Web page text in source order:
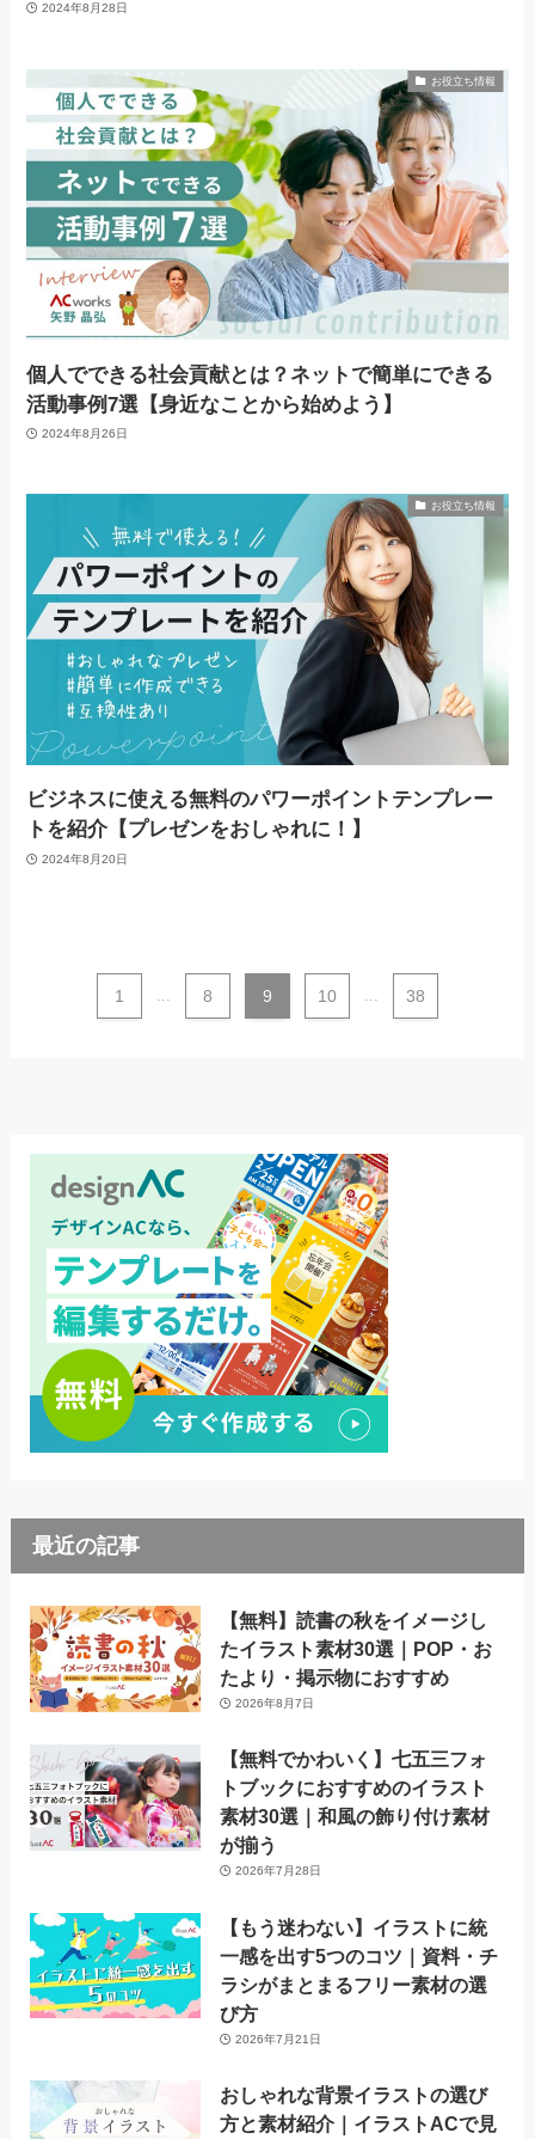
2024年8月28日
お役立ち情報
個人でできる社会貢献とは？ネットで簡単にできる
活動事例7選【身近なことから始めよう】
2024年8月26日
お役立ち情報
ビジネスに使える無料のパワーポイントテンプレー
トを紹介【プレゼンをおしゃれに！】
2024年8月20日
1 ... 8 9 10 ... 38
最近の記事
【無料】読書の秋をイメージし
たイラスト素材30選｜POP・お
たより・掲示物におすすめ
2026年8月7日
【無料でかわいく】七五三フォ
トブックにおすすめのイラスト
素材30選｜和風の飾り付け素材
が揃う
2026年7月28日
【もう迷わない】イラストに統
一感を出す5つのコツ｜資料・チ
ラシがまとまるフリー素材の選
び方
2026年7月21日
おしゃれな背景イラストの選び
方と素材紹介｜イラストACで見